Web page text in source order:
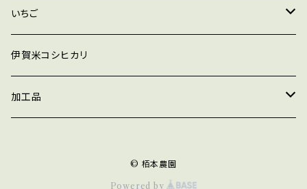
デラウェア
巨峰
シャインマスカット
いちご
あきひめ
紅ほっぺ
伊賀米コシヒカリ
加工品
© 栢本農園
Powered by